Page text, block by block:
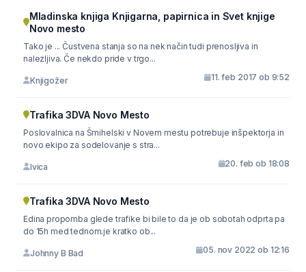
Mladinska knjiga Knjigarna, papirnica in Svet knjige
Novo mesto
Tako je ... Čustvena stanja so na nek način tudi prenosljiva in
nalezljiva. Če nekdo pride v trgo...
Knjigožer 11. feb 2017 ob 9:52
Trafika 3DVA Novo Mesto
Poslovalnica na Šmihelski v Novem mestu potrebuje inšpektorja in
novo ekipo za sodelovanje s stra...
Ivica 20. feb ob 18:08
Trafika 3DVA Novo Mesto
Edina propomba glede trafike bi bile to da je ob sobotah odprta pa
do 15h med tednom.je kratko ob...
Johnny B Bad 05. nov 2022 ob 12:16